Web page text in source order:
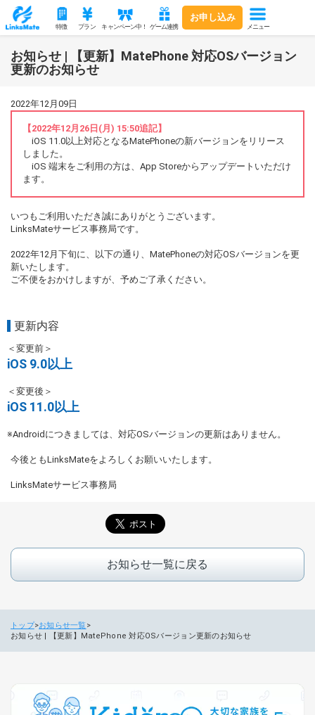
特徴 プラン キャンペーン中！ ゲーム連携
お申し込み
メニュー
お知らせ | 【更新】MatePhone 対応OSバージョン
更新のお知らせ
2022年12月09日
【2022年12月26日(月) 15:50追記】
iOS 11.0以上対応となるMatePhoneの新バージョンをリリース
しました。
iOS 端末をご利用の方は、App Storeからアップデートいただけ
ます。
いつもご利用いただき誠にありがとうございます。
LinksMateサービス事務局です。
2022年12月下旬に、以下の通り、MatePhoneの対応OSバージョンを更
新いたします。
ご不便をおかけしますが、予めご了承ください。
更新内容
＜変更前＞
iOS 9.0以上
＜変更後＞
iOS 11.0以上
※Androidにつきましては、対応OSバージョンの更新はありません。
今後ともLinksMateをよろしくお願いいたします。
LinksMateサービス事務局
お知らせ一覧に戻る
トップ お知らせ一覧
お知らせ | 【更新】MatePhone 対応OSバージョン更新のお知らせ